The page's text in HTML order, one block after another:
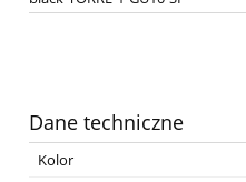
Dane techniczne
Kolor